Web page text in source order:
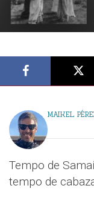
MAIKEL
Tempo de
tempo de